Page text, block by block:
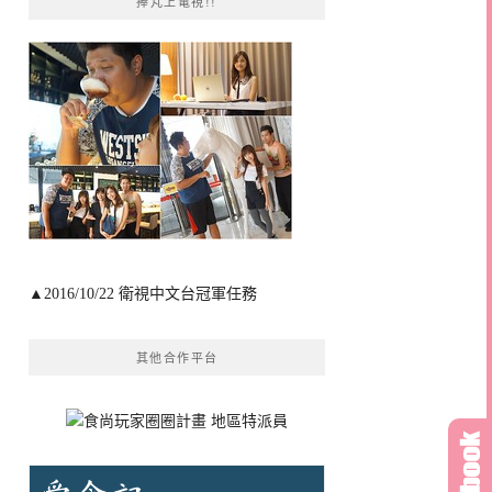
▲2016/10/22 衛視中文台冠軍任務
其他合作平台